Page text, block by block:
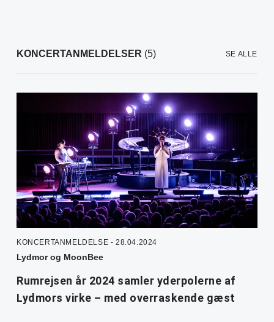
KONCERTANMELDELSER (5) SE ALLE
KONCERTANMELDELSE - 28.04.2024
Lydmor og MoonBee
Rumrejsen år 2024 samler yderpolerne af
Lydmors virke – med overraskende gæst